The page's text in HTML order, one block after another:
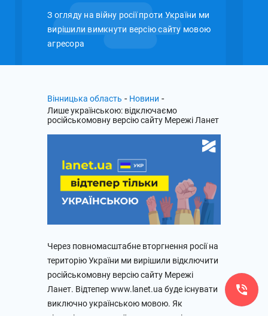
З огляду на війну росії проти України ми
вирішили вимкнути версію сайту мовою
агресора
Вінницька область - Новини -
Лише українською: відключаємо
російськомовну версію сайту Мережі Ланет
Через повномасштабне вторгнення росії на
територію України ми вирішили відключити
російськомовну версію сайту Мережі
Ланет. Відтепер www.lanet.ua буде існувати
виключно українською мовою. Як